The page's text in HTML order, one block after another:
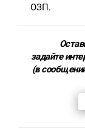
ОЗП.
задайте
(в